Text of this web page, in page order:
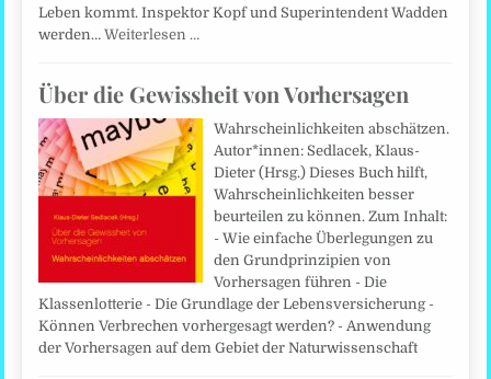
Leben kommt. Inspektor Kopf und Superintendent Wadden
werden…Weiterlesen …
Über die Gewissheit von Vorhersagen
Wahrscheinlichkeiten abschätzen.
Autor*innen: Sedlacek, Klaus-
Dieter (Hrsg.) Dieses Buch hilft,
Wahrscheinlichkeiten besser
beurteilen zu können. Zum Inhalt:
- Wie einfache Überlegungen zu
den Grundprinzipien von
Vorhersagen führen - Die
Klassenlotterie - Die Grundlage der Lebens­versicherung -
Können Verbrechen vorhergesagt werden? - Anwendung
der Vorhersagen auf dem Gebiet der Naturwissenschaft